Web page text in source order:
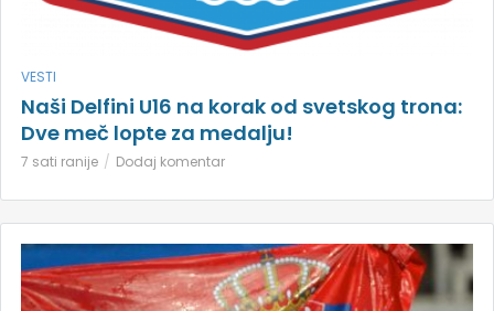
VESTI
Naši Delfini U16 na korak od svetskog trona:
Dve meč lopte za medalju!
7 sati ranije Dodaj komentar